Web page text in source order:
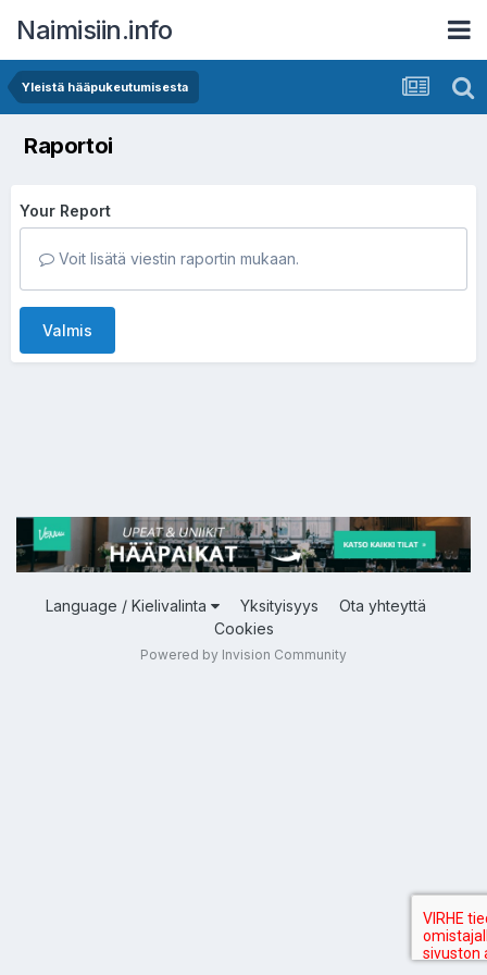
Naimisiin.info
Yleistä hääpukeutumisesta
Raportoi
Your Report
Voit lisätä viestin raportin mukaan.
Valmis
Language / Kielivalinta Yksityisyys
Ota yhteyttä
Cookies
Powered by Invision Community